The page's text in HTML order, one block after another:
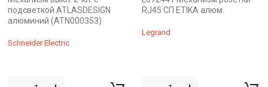
подсветкой ATLASDESIGN
алюминий (ATN000353)
Schneider Electric
RJ45 СП ETIKA алюм.
Legrand